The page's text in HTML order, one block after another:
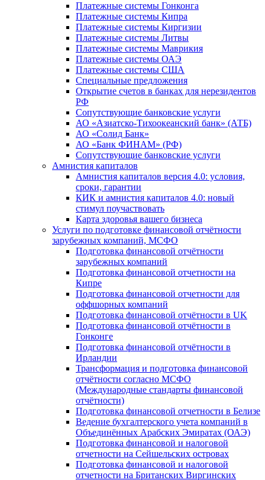
Платежные системы Гонконга
Платежные системы Кипра
Платежные системы Киргизии
Платежные системы Литвы
Платежные системы Маврикия
Платежные системы ОАЭ
Платежные системы США
Специальные предложения
Открытие счетов в банках для нерезидентов
РФ
Сопутствующие банковские услуги
АО «Азиатско-Тихоокеанский банк» (АТБ)
АО «Солид Банк»
АО «Банк ФИНАМ» (РФ)
Сопутствующие банковские услуги
Амнистия капиталов
Амнистия капиталов версия 4.0: условия,
сроки, гарантии
КИК и амнистия капиталов 4.0: новый
стимул поучаствовать
Карта здоровья вашего бизнеса
Услуги по подготовке финансовой отчётности
зарубежных компаний, МСФО
Подготовка финансовой отчётности
зарубежных компаний
Подготовка финансовой отчетности на
Кипре
Подготовка финансовой отчетности для
оффшорных компаний
Подготовка финансовой отчётности в UK
Подготовка финансовой отчётности в
Гонконге
Подготовка финансовой отчётности в
Ирландии
Трансформация и подготовка финансовой
отчётности согласно МСФО
(Международные стандарты финансовой
отчётности)
Подготовка финансовой отчетности в Белизе
Ведение бухгалтерского учета компаний в
Объединённых Арабских Эмиратах (ОАЭ)
Подготовка финансовой и налоговой
отчетности на Сейшельских островах
Подготовка финансовой и налоговой
отчетности на Британских Виргинских